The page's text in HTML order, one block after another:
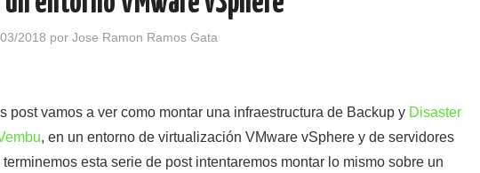
2018 por Jose Ramon Ramos Gata
post vamos a ver como montar una infraestructura de Backup y Disaster
, en un entorno de virtualización VMware vSphere y de servidores
esta serie de post intentaremos montar lo mismo sobre un